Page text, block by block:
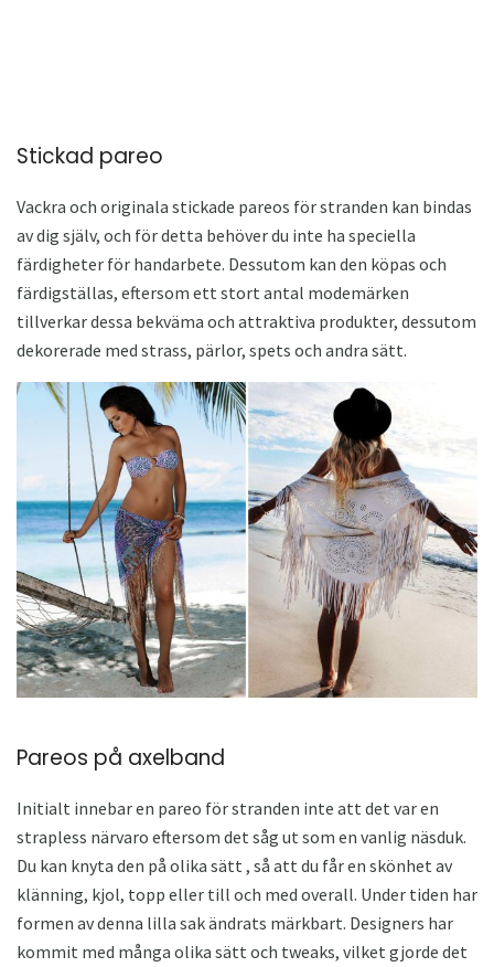
Stickad pareo
Vackra och originala stickade pareos för stranden kan bindas
av dig själv, och för detta behöver du inte ha speciella
färdigheter för handarbete. Dessutom kan den köpas och
färdigställas, eftersom ett stort antal modemärken
tillverkar dessa bekväma och attraktiva produkter, dessutom
dekorerade med strass, pärlor, spets och andra sätt.
Pareos på axelband
Initialt innebar en pareo för stranden inte att det var en
strapless närvaro eftersom det såg ut som en vanlig näsduk.
Du kan knyta den på olika sätt , så att du får en skönhet av
klänning, kjol, topp eller till och med overall. Under tiden har
formen av denna lilla sak ändrats märkbart. Designers har
kommit med många olika sätt och tweaks, vilket gjorde det